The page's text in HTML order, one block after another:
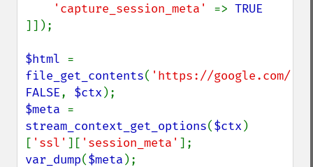
'capture_session_meta' =>
]]);
$html
file_get_contents( 'https://google.com/'
FALSE, $ctx
$meta
stream_context_get_options($ctx )
[ 'ssl' ][ 'session_meta'
var_dump($meta